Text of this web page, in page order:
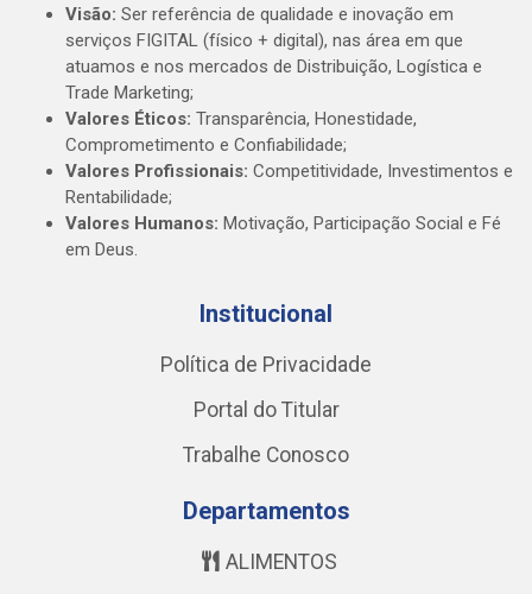
Visão: Ser referência de qualidade e inovação em
serviços FIGITAL (físico + digital), nas área em que
atuamos e nos mercados de Distribuição, Logística e
Trade Marketing;
Valores Éticos: Transparência, Honestidade,
Comprometimento e Confiabilidade;
Valores Profissionais: Competitividade, Investimentos e
Rentabilidade;
Valores Humanos: Motivação, Participação Social e Fé
em Deus.
Institucional
Política de Privacidade
Portal do Titular
Trabalhe Conosco
Departamentos
ALIMENTOS